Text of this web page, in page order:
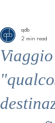
qdb
2 min read